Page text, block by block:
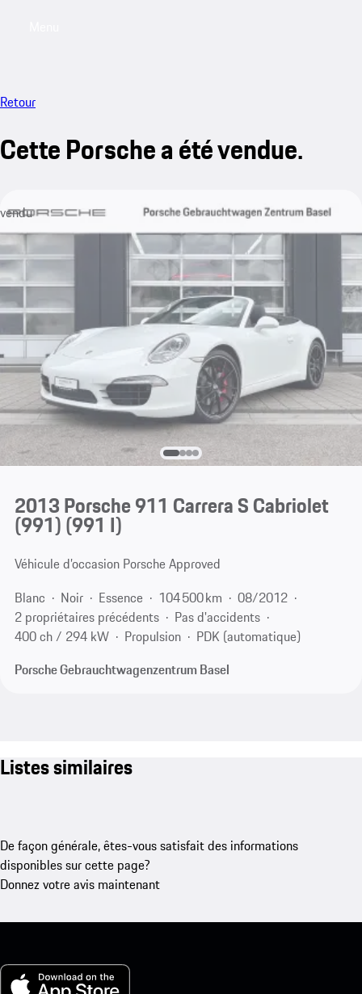
Retour
Cette Porsche a été vendue.
vendu
2013 Porsche 911 Carrera S Cabriolet
(991)(991 I)
Véhicule d’occasion Porsche Approved
Blanc
Noir Essence 104 500 km
08/2012
2 propriétaires précédents
Pas d'accidents
400 ch / 294 kW
Propulsion
PDK (automatique)
Porsche Gebrauchtwagenzentrum Basel
Listes similaires
De façon générale, êtes-vous satisfait des informations
disponibles sur cette page?
Donnez votre avis maintenant